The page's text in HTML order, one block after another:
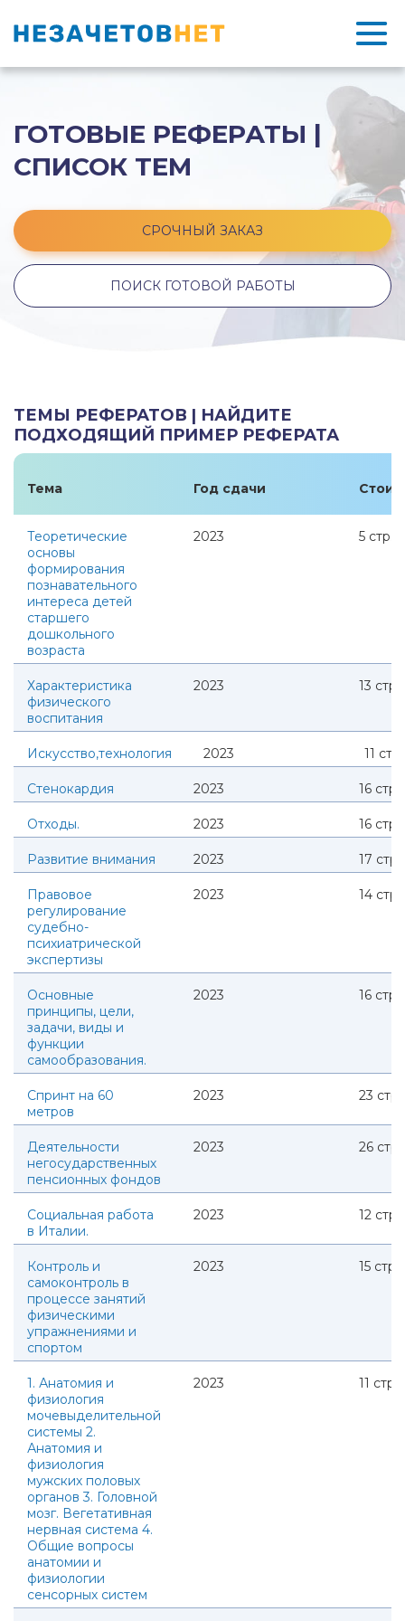
ГОТОВЫЕ РЕФЕРАТЫ |
СПИСОК ТЕМ
СРОЧНЫЙ ЗАКАЗ
ПОИСК ГОТОВОЙ РАБОТЫ
ТЕМЫ РЕФЕРАТОВ | НАЙДИТЕ
ПОДХОДЯЩИЙ ПРИМЕР РЕФЕРАТА
Тема Год сдачи
Теоретические
основы
формирования
познавательного
интереса детей
старшего
дошкольного
возраста
2023 5 стр.
Характеристика
физического
воспитания
2023 13 стр.
Искусство,технология 2023 11 стр.
Стенокардия 2023 16 стр.
Отходы. 2023 16 стр.
Развитие внимания 2023 17 стр.
Правовое
регулирование
судебно-
психиатрической
экспертизы
2023 14 стр.
Основные
принципы, цели,
задачи, виды и
функции
самообразования.
2023 16 стр.
Спринт на 60
метров
2023 23 стр.
Деятельности
негосударственных
пенсионных фондов
2023 26 стр.
Социальная работа
в Италии.
2023 12 стр.
Контроль и
самоконтроль в
процессе занятий
физическими
упражнениями и
спортом
2023 15 стр.
1. Анатомия и
физиология
мочевыделительной
системы 2.
Анатомия и
физиология
мужских половых
органов 3. Головной
мозг. Вегетативная
нервная система 4.
Общие вопросы
анатомии и
физиологии
сенсорных систем
2023 11 стр.